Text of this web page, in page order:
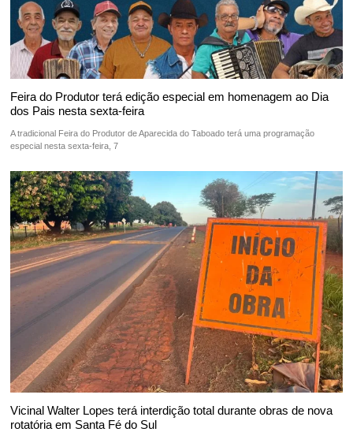
Feira do Produtor terá edição especial em homenagem ao Dia
dos Pais nesta sexta-feira
A tradicional Feira do Produtor de Aparecida do Taboado terá uma programação
especial nesta sexta-feira, 7
Vicinal Walter Lopes terá interdição total durante obras de nova
rotatória em Santa Fé do Sul